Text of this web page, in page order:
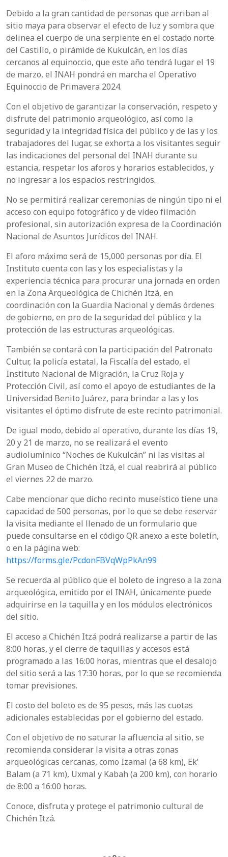
Debido a la gran cantidad de personas que arriban al
sitio maya para observar el efecto de luz y sombra que
delinea el cuerpo de una serpiente en el costado norte
del Castillo, o pirámide de Kukulcán, en los días
cercanos al equinoccio, que este año tendrá lugar el 19
de marzo, el INAH pondrá en marcha el Operativo
Equinoccio de Primavera 2024.
Con el objetivo de garantizar la conservación, respeto y
disfrute del patrimonio arqueológico, así como la
seguridad y la integridad física del público y de las y los
trabajadores del lugar, se exhorta a los visitantes seguir
las indicaciones del personal del INAH durante su
estancia, respetar los aforos y horarios establecidos, y
no ingresar a los espacios restringidos.
No se permitirá realizar ceremonias de ningún tipo ni el
acceso con equipo fotográfico y de video filmación
profesional, sin autorización expresa de la Coordinación
Nacional de Asuntos Jurídicos del INAH.
El aforo máximo será de 15,000 personas por día. El
Instituto cuenta con las y los especialistas y la
experiencia técnica para procurar una jornada en orden
en la Zona Arqueológica de Chichén Itzá, en
coordinación con la Guardia Nacional y demás órdenes
de gobierno, en pro de la seguridad del público y la
protección de las estructuras arqueológicas.
También se contará con la participación del Patronato
Cultur, la policía estatal, la Fiscalía del estado, el
Instituto Nacional de Migración, la Cruz Roja y
Protección Civil, así como el apoyo de estudiantes de la
Universidad Benito Juárez, para brindar a las y los
visitantes el óptimo disfrute de este recinto patrimonial.
De igual modo, debido al operativo, durante los días 19,
20 y 21 de marzo, no se realizará el evento
audiolumínico “Noches de Kukulcán” ni las visitas al
Gran Museo de Chichén Itzá, el cual reabrirá al público
el viernes 22 de marzo.
Cabe mencionar que dicho recinto museístico tiene una
capacidad de 500 personas, por lo que se debe reservar
la visita mediante el llenado de un formulario que
puede consultarse en el código QR anexo a este boletín,
o en la página web:
https://forms.gle/PcdonFBVqWpPkAn99
Se recuerda al público que el boleto de ingreso a la zona
arqueológica, emitido por el INAH, únicamente puede
adquirirse en la taquilla y en los módulos electrónicos
del sitio.
El acceso a Chichén Itzá podrá realizarse a partir de las
8:00 horas, y el cierre de taquillas y accesos está
programado a las 16:00 horas, mientras que el desalojo
del sitio será a las 17:30 horas, por lo que se recomienda
tomar previsiones.
El costo del boleto es de 95 pesos, más las cuotas
adicionales establecidas por el gobierno del estado.
Con el objetivo de no saturar la afluencia al sitio, se
recomienda considerar la visita a otras zonas
arqueológicas cercanas, como Izamal (a 68 km), Ek’
Balam (a 71 km), Uxmal y Kabah (a 200 km), con horario
de 8:00 a 16:00 horas.
Conoce, disfruta y protege el patrimonio cultural de
Chichén Itzá.